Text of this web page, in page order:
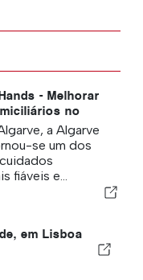
- Melhorar
no
a Algarve
se um dos
fiáveis e...
em Lisboa